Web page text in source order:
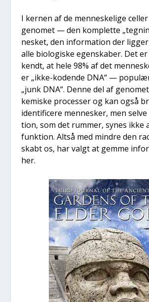
I ker­nen af de men­ne­ske­li­ge
geno­met — den kom­plet­te
ne­sket, den infor­ma­tion der
alle bio­lo­gi­ske egen­ska­ber. Det
kendt, at hele 98% af det
er „ikke-koden­de DNA“ —
„junk DNA“. Den­ne del af
kemi­ske pro­ces­ser og kan også
iden­ti­fi­ce­re men­ne­sker, men
tion, som det rum­mer, synes ikke
funk­tion. Alt­så med min­dre den
skabt os, har valgt at gem­me
her.